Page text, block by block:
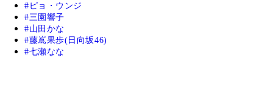
ピョ・ウンジ
三園響子
山田かな
藤嶌果歩(日向坂46)
七瀬なな